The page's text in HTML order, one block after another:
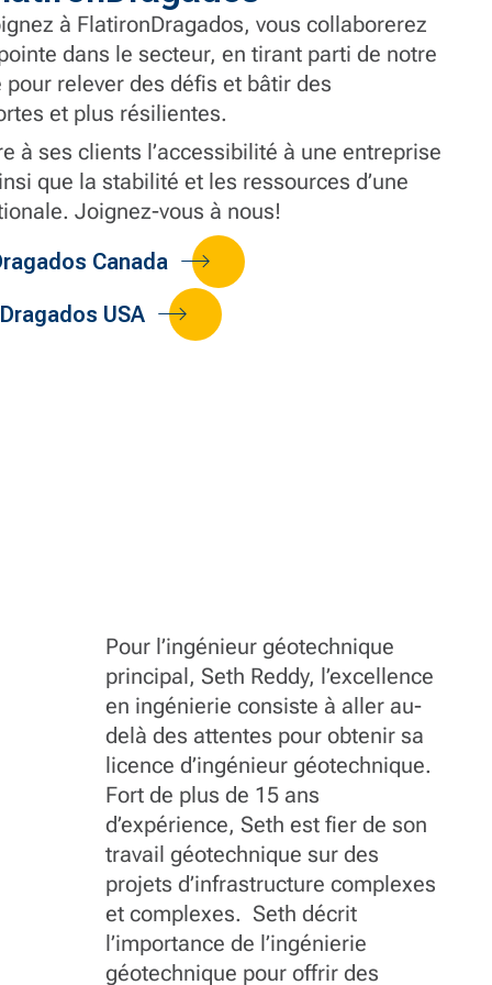
à FlatironDragados, vous collaborerez
dans le secteur, en tirant parti de notre
relever des défis et bâtir des
et plus résilientes.
à ses clients l’accessibilité à une entreprise
que la stabilité et les ressources d’une
Joignez-vous à nous!
Canada
USA
Pour l’ingénieur géotechnique
principal, Seth Reddy, l’excellence
en ingénierie consiste à aller au-
delà des attentes pour obtenir sa
licence d’ingénieur géotechnique.
Fort de plus de 15 ans
d’expérience, Seth est fier de son
travail géotechnique sur des
projets d’infrastructure complexes
et complexes. Seth décrit
l’importance de l’ingénierie
géotechnique pour offrir des